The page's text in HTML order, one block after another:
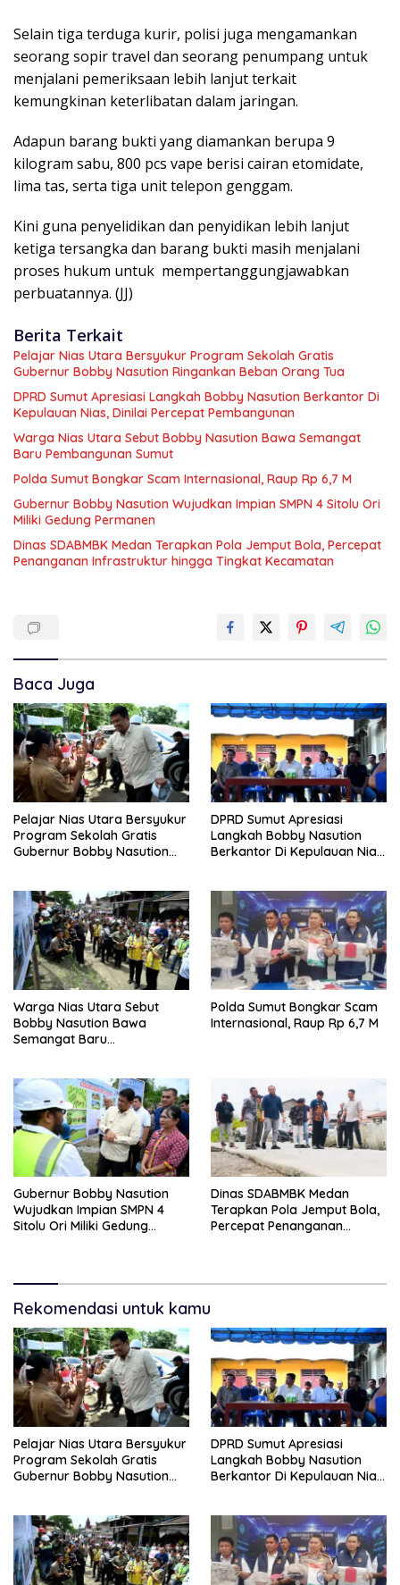
Selain tiga terduga kurir, polisi juga mengamankan
seorang sopir travel dan seorang penumpang untuk
menjalani pemeriksaan lebih lanjut terkait
kemungkinan keterlibatan dalam jaringan.
Adapun barang bukti yang diamankan berupa 9
kilogram sabu, 800 pcs vape berisi cairan etomidate,
lima tas, serta tiga unit telepon genggam.
Kini guna penyelidikan dan penyidikan lebih lanjut
ketiga tersangka dan barang bukti masih menjalani
proses hukum untuk mempertanggungjawabkan
perbuatannya. (JJ)
Berita Terkait
Pelajar Nias Utara Bersyukur Program Sekolah Gratis
Gubernur Bobby Nasution Ringankan Beban Orang Tua
DPRD Sumut Apresiasi Langkah Bobby Nasution Berkantor Di
Kepulauan Nias, Dinilai Percepat Pembangunan
Warga Nias Utara Sebut Bobby Nasution Bawa Semangat
Baru Pembangunan Sumut
Polda Sumut Bongkar Scam Internasional, Raup Rp 6,7 M
Gubernur Bobby Nasution Wujudkan Impian SMPN 4 Sitolu Ori
Miliki Gedung Permanen
Dinas SDABMBK Medan Terapkan Pola Jemput Bola, Percepat
Penanganan Infrastruktur hingga Tingkat Kecamatan
Baca Juga
Pelajar Nias Utara Bersyukur
Program Sekolah Gratis
Gubernur Bobby Nasution
DPRD Sumut Apresiasi
Langkah Bobby Nasution
Berkantor Di Kepulauan Nias,
Warga Nias Utara Sebut
Bobby Nasution Bawa
Semangat Baru
Polda Sumut Bongkar Scam
Internasional, Raup Rp 6,7 M
Gubernur Bobby Nasution
Wujudkan Impian SMPN 4
Sitolu Ori Miliki Gedung
Dinas SDABMBK Medan
Terapkan Pola Jemput Bola,
Percepat Penanganan
Rekomendasi untuk kamu
Pelajar Nias Utara Bersyukur
Program Sekolah Gratis
Gubernur Bobby Nasution
DPRD Sumut Apresiasi
Langkah Bobby Nasution
Berkantor Di Kepulauan Nias,